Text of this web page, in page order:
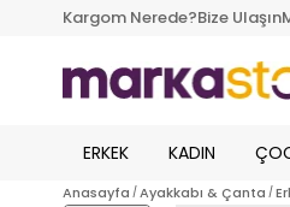
Kargom Nerede?Bize Ulaşın
ERKEK KADIN
Anasayfa Ayakkabı & Çanta